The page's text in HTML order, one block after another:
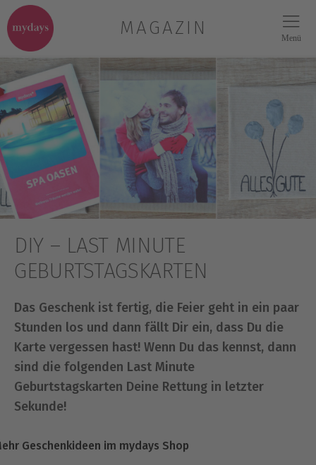
MAGAZIN Menü
DIY – LAST MINUTE
GEBURTSTAGSKARTEN
Das Geschenk ist fertig, die Feier geht in ein paar
Stunden los und dann fällt Dir ein, dass Du die
Karte vergessen hast! Wenn Du das kennst, dann
sind die folgenden Last Minute
Geburtstagskarten Deine Rettung in letzter
Sekunde!
Geschenkideen im mydays Shop